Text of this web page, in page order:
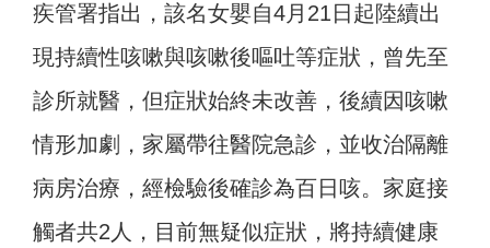
疾管署指出，該名女嬰自4月21日起陸續出
現持續性咳嗽與咳嗽後嘔吐等症狀，曾先至
診所就醫，但症狀始終未改善，後續因咳嗽
情形加劇，家屬帶往醫院急診，並收治隔離
病房治療，經檢驗後確診為百日咳。家庭接
觸者共2人，目前無疑似症狀，將持續健康